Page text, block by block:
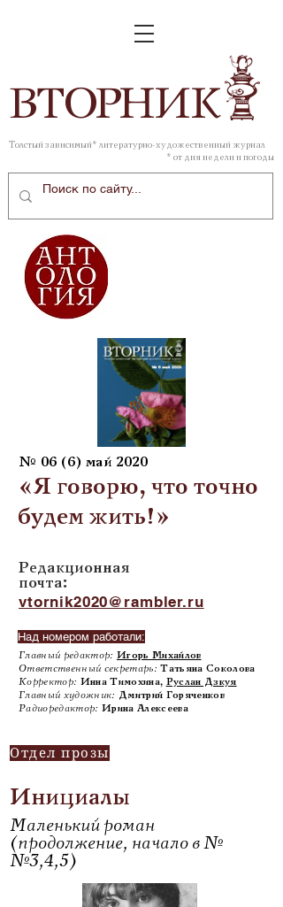
ВТОРНИК
Толстый зависимый* литературно-художественный журнал
* от дня недели и погоды
№ 06 (6) май 2020
«Я говорю, что точно
будем жить!»
Редакционная
почта:
vtornik2020@rambler.ru
Над номером работали:
Главный редактор: Игорь Михайлов
Ответственный секретарь: Татьяна Соколова
Корректор: Инна Тимохина, Руслан Дзкуя
Главный художник: Дмитрий Горяченков
Радиоредактор: Ирина Алексеева
Отдел прозы
Инициалы
Маленький роман
(продолжение, начало в №
№3,4,5)